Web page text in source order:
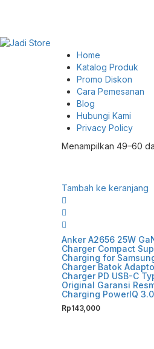
Home
Katalog Produk
Promo Diskon
Cara Pemesanan
Blog
Hubungi Kami
Privacy Policy
Menampilkan 49–60
Tambah ke keranjang
Anker A2656 25W
Charger Compact
Charging for
Charger Batok
Charger PD USB-C
Original Garansi
Charging PowerIQ
Rp143,000